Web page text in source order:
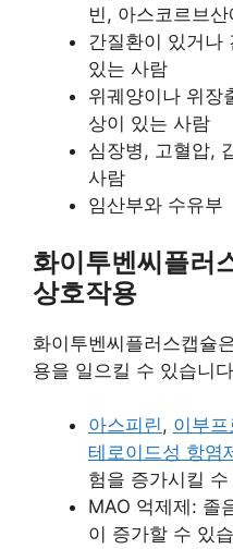
빈, 아스코르브
간질환이 있거나
있는 사람
위궤양이나 위장
상이 있는 사람
심장병, 고혈압,
사람
임산부와 수유부
화이투벤씨플러
상호작용
화이투벤씨플러스캡슐
용을 일으킬 수 있습니
아스피린, 이부프
테로이드성 항염
험을 증가시킬
MAO 억제제: 졸
이 증가할 수 있